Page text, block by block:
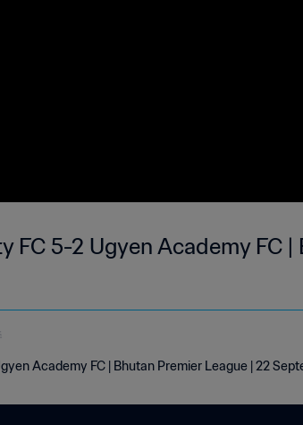
FC 5-2 Ugyen Academy FC
Academy FC | Bhutan Premier League | 22